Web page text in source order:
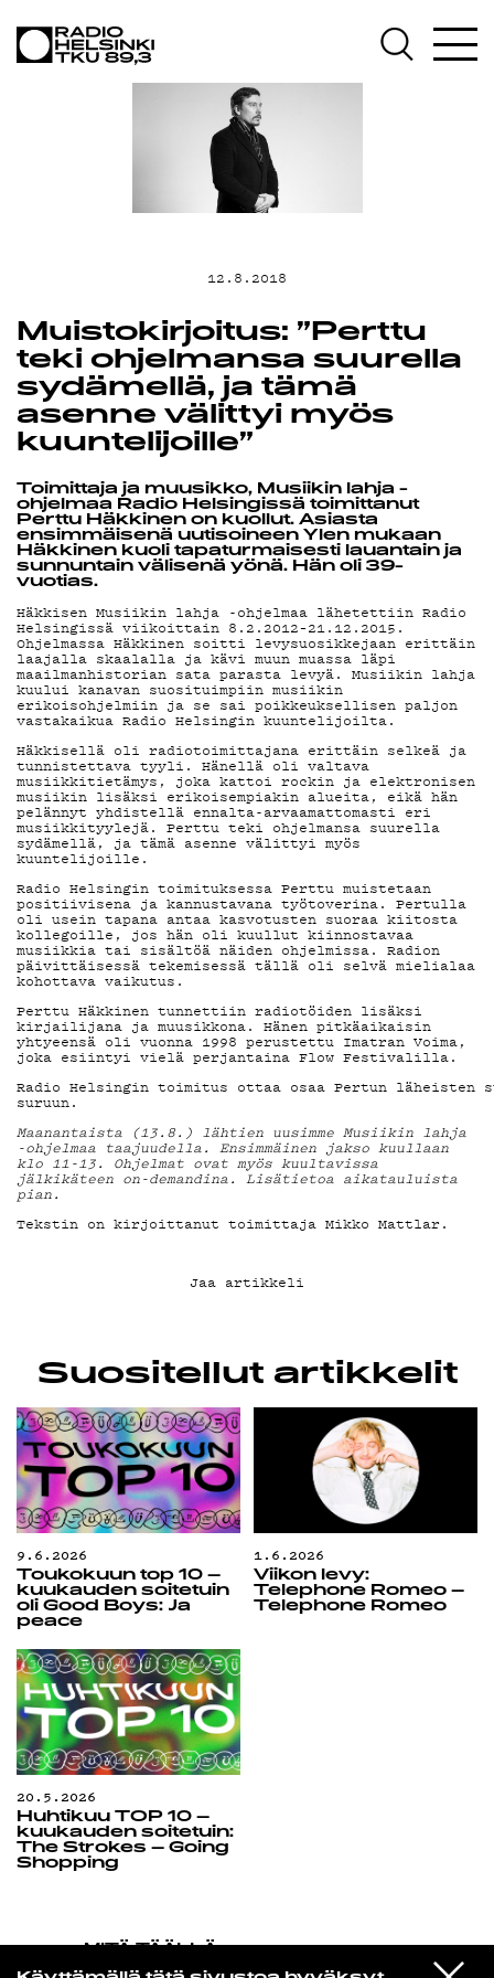
VIESTI
MITÄ TÄÄLLÄ
OHJELMAT
TEKIJÄT
ON-DEMAND
PODCAST
MAINOSTA
G LIVELAB
KIRJAUDU SISÄÄN
12.8.2018
Muistokirjoitus: ”Perttu
teki ohjelmansa suurella
sydämellä, ja tämä
asenne välittyi myös
kuuntelijoille”
Toimittaja ja muusikko, Musiikin lahja -
ohjelmaa Radio Helsingissä toimittanut
Perttu Häkkinen on kuollut. Asiasta
ensimmäisenä uutisoineen Ylen mukaan
Häkkinen kuoli tapaturmaisesti lauantain ja
sunnuntain välisenä yönä. Hän oli 39-
vuotias.
Häkkisen Musiikin lahja -ohjelmaa lähetettiin Radio
Helsingissä viikoittain 8.2.2012–21.12.2015.
Ohjelmassa Häkkinen soitti levysuosikkejaan erittäin
laajalla skaalalla ja kävi muun muassa läpi
maailmanhistorian sata parasta levyä. Musiikin lahja
kuului kanavan suosituimpiin musiikin
erikoisohjelmiin ja se sai poikkeuksellisen paljon
vastakaikua Radio Helsingin kuuntelijoilta.
Häkkisellä oli radiotoimittajana erittäin selkeä ja
tunnistettava tyyli. Hänellä oli valtava
musiikkitietämys, joka kattoi rockin ja elektronisen
musiikin lisäksi erikoisempiakin alueita, eikä hän
pelännyt yhdistellä ennalta-arvaamattomasti eri
musiikkityylejä. Perttu teki ohjelmansa suurella
sydämellä, ja tämä asenne välittyi myös
kuuntelijoille.
Radio Helsingin toimituksessa Perttu muistetaan
positiivisena ja kannustavana työtoverina. Pertulla
oli usein tapana antaa kasvotusten suoraa kiitosta
kollegoille, jos hän oli kuullut kiinnostavaa
musiikkia tai sisältöä näiden ohjelmissa. Radion
päivittäisessä tekemisessä tällä oli selvä mielialaa
kohottava vaikutus.
Perttu Häkkinen tunnettiin radiotöiden lisäksi
kirjailijana ja muusikkona. Hänen pitkäaikaisin
yhtyeensä oli vuonna 1998 perustettu Imatran Voima,
joka esiintyi vielä perjantaina Flow Festivalilla.
Radio Helsingin toimitus ottaa osaa Pertun läheisten
suruun.
Maanantaista (13.8.) lähtien uusimme Musiikin lahja
-ohjelmaa taajuudella. Ensimmäinen jakso kuullaan
klo 11-13. Ohjelmat ovat myös kuultavissa
jälkikäteen on-demandina. Lisätietoa aikatauluista
pian.
Tekstin on kirjoittanut toimittaja Mikko Mattlar.
Jaa artikkeli
Suositellut artikkelit
9.6.2026
Toukokuun top 10 –
kuukauden soitetuin
oli Good Boys: Ja
peace
1.6.2026
Viikon levy:
Telephone Romeo –
Telephone Romeo
20.5.2026
Huhtikuu TOP 10 –
kuukauden soitetuin:
The Strokes – Going
Shopping